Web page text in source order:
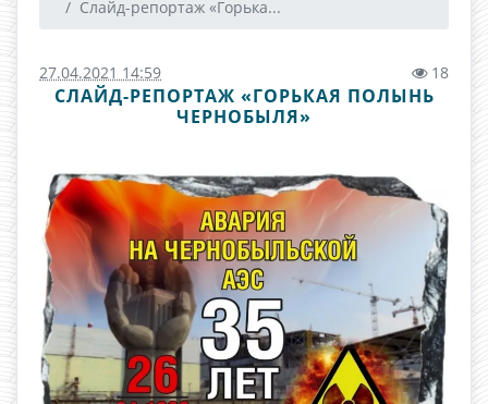
Слайд-репортаж «Горька...
27.04.2021 14:59 18
СЛАЙД-РЕПОРТАЖ «ГОРЬКАЯ ПОЛЫНЬ
ЧЕРНОБЫЛЯ»